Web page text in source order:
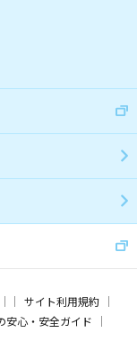
サイト利用規約
安心・安全ガイド